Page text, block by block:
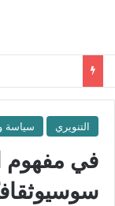
التنويري سياسة
في مفهوم